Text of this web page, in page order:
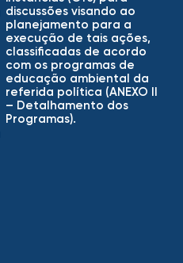
discussões visando ao
planejamento para a
execução de tais ações,
classificadas de acordo
com os programas de
educação ambiental da
referida política (ANEXO II
– Detalhamento dos
Programas).